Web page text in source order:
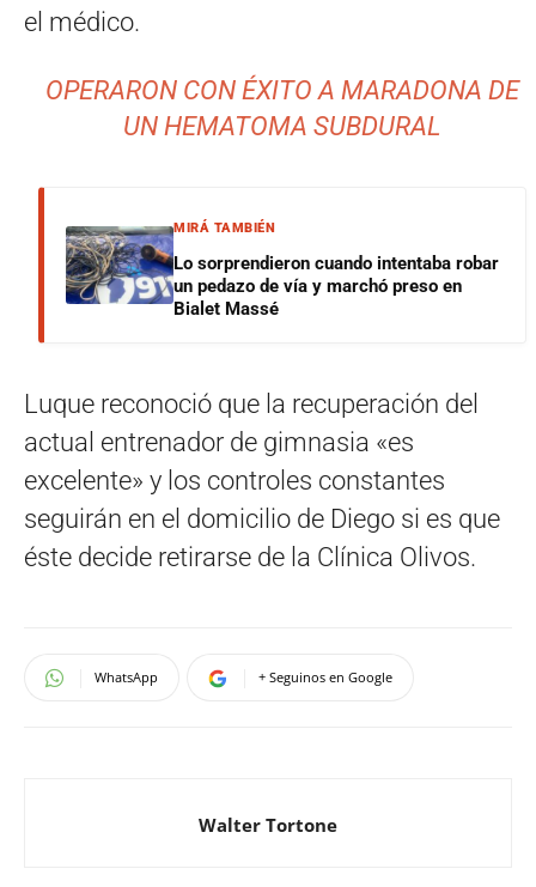
el médico.
OPERARON CON ÉXITO A MARADONA DE
UN HEMATOMA SUBDURAL
MIRÁ TAMBIÉN
Lo sorprendieron cuando intentaba robar
un pedazo de vía y marchó preso en
Bialet Massé
Luque reconoció que la recuperación del
actual entrenador de gimnasia «es
excelente» y los controles constantes
seguirán en el domicilio de Diego si es que
éste decide retirarse de la Clínica Olivos.
WhatsApp + Seguinos en Google
Walter Tortone